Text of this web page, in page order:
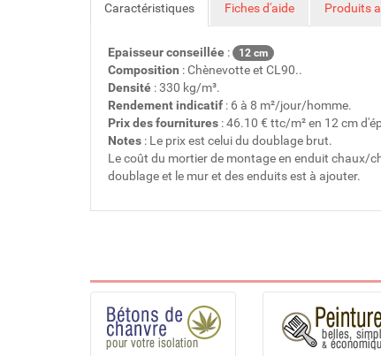
Caractéristiques Fiches d'aide Produits
Epaisseur conseillée : 12 cm
Composition : Chènevotte et CL90..
Densité : 330 kg/m³.
Rendement indicatif : 6 à 8 m²/jour/homme.
Prix des fournitures : 46.10 € ttc/m² en 12 cm
Notes : Le prix est celui du doublage brut.
Le coût du mortier de montage en enduit chaux/
doublage et le mur et des enduits est à ajouter.